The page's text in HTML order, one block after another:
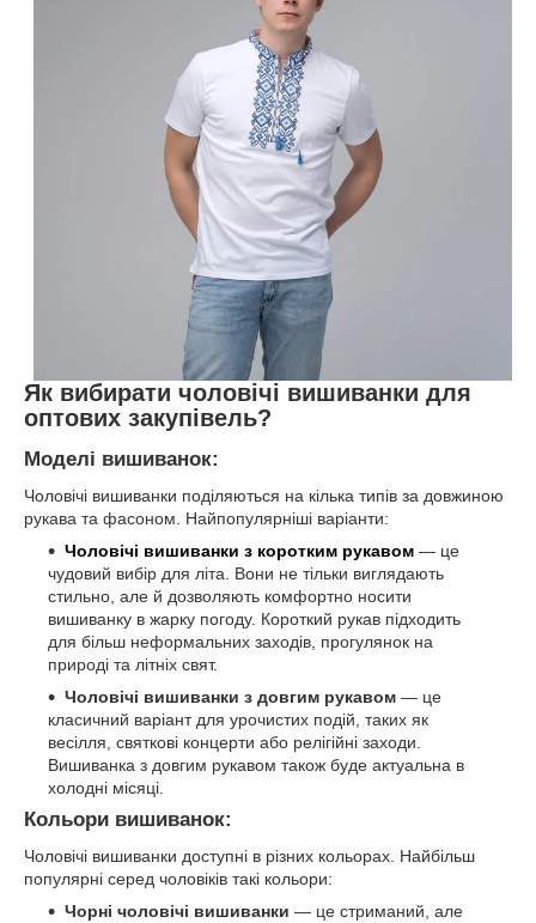
Як вибирати чоловічі вишиванки для
оптових закупівель?
Моделі вишиванок:
Чоловічі вишиванки поділяються на кілька типів за довжиною
рукава та фасоном. Найпопулярніші варіанти:
Чоловічі вишиванки з коротким рукавом — це
чудовий вибір для літа. Вони не тільки виглядають
стильно, але й дозволяють комфортно носити
вишиванку в жарку погоду. Короткий рукав підходить
для більш неформальних заходів, прогулянок на
природі та літніх свят.
Чоловічі вишиванки з довгим рукавом — це
класичний варіант для урочистих подій, таких як
весілля, святкові концерти або релігійні заходи.
Вишиванка з довгим рукавом також буде актуальна в
холодні місяці.
Кольори вишиванок:
Чоловічі вишиванки доступні в різних кольорах. Найбільш
популярні серед чоловіків такі кольори:
Чорні чоловічі вишиванки — це стриманий, але